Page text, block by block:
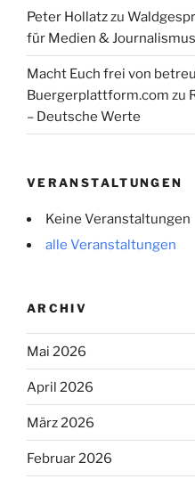
Peter Hollatzzu
für Medien & Journalismus
Macht Euch frei von
Buergerplattform.com zu
– Deutsche Werte
VERANSTALTUNGEN
Keine Veranstaltungen
alle Veranstaltungen
ARCHIV
Mai 2026
April 2026
März 2026
Februar 2026